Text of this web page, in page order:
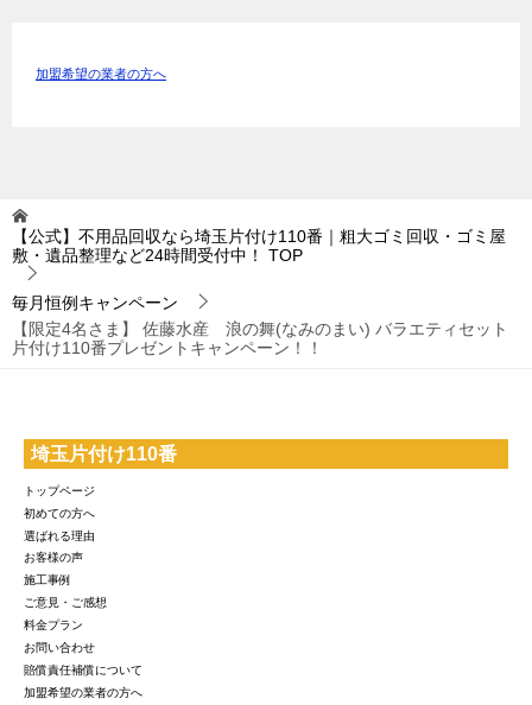
加盟希望の業者の方へ
【公式】不用品回収なら埼玉片付け110番｜粗大ゴミ回収・ゴミ屋
敷・遺品整理など24時間受付中！
TOP
毎月恒例キャンペーン
【限定4名さま】 佐藤水産 浪の舞(なみのまい) バラエティセット
片付け110番プレゼントキャンペーン！！
埼玉片付け110番
トップページ
初めての方へ
選ばれる理由
お客様の声
施工事例
ご意見・ご感想
料金プラン
お問い合わせ
賠償責任補償について
加盟希望の業者の方へ